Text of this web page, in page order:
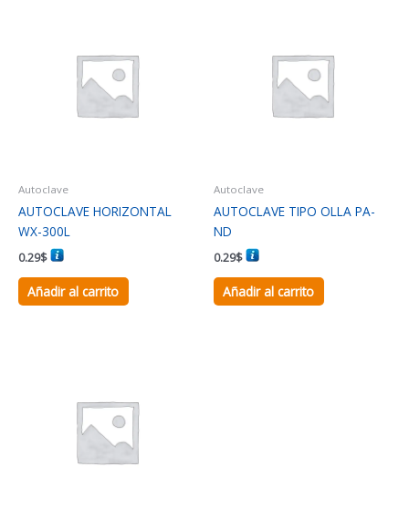
Autoclave
AUTOCLAVE HORIZONTAL
WX-300L
0.29$
Añadir al carrito
Autoclave
AUTOCLAVE TIPO OLLA PA-
ND
0.29$
Añadir al carrito